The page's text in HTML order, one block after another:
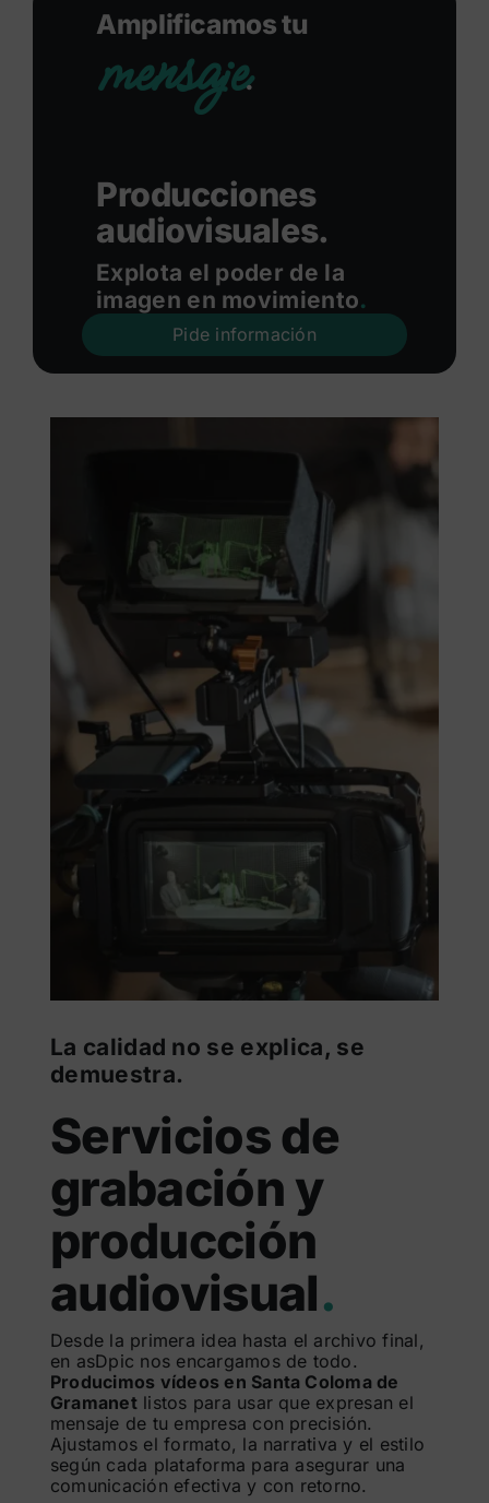
Amplificamos tu
mensaje.
Producciones
audiovisuales.
Explota el poder de la
imagen en movimiento.
Pide información
La calidad no se explica, se
demuestra.
Servicios de
grabación y
producción
audiovisual.
Desde la primera idea hasta el archivo final,
en asDpic nos encargamos de todo.
Producimos vídeos en Santa Coloma de
Gramanetlistos para usar que expresan el
mensaje de tu empresa con precisión.
Ajustamos el formato, la narrativa y el estilo
según cada plataforma para asegurar una
comunicación efectiva y con retorno.